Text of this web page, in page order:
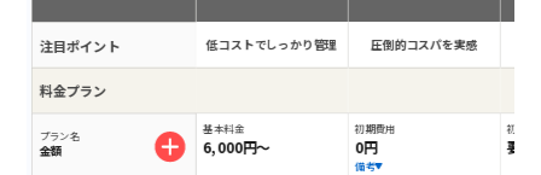
注目ポイント
料金プラン
プラン名
金額
低コストでしっかり管理
基本料金
6,000円～
圧倒的コスパを実感
初期費用
0円
備考
初期費
要相